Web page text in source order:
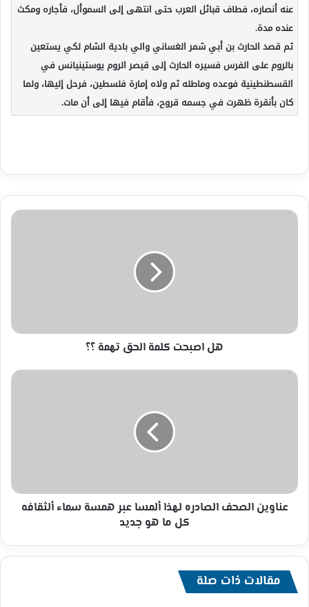
عنه أنصاره، فطاف قبائل العرب حتى انتهى إلى السموأل، فأجاره ومكث
عنده مدة.
ثم قصد الحارث بن أبي شمر الغساني والي بادية الشام لكي يستعين
بالروم على الفرس فسيره الحارث إلى قيصر الروم يوستينيانس في
القسطنطينية فوعده وماطله ثم ولاه إمارة فلسطين، فرحل إليها، ولما
كان بأنقرة ظهرت في جسمه قروح، فأقام فيها إلى أن مات.
هل
هل اصبحت كلمة الحق تهمة ؟؟
عناوين
ألثقافه
جديد
عناوين الصحف الصادره لهذا ألمسا عبر همسة سماء ألثقافه
كل ما هو جديد
مقالات ذات صلة